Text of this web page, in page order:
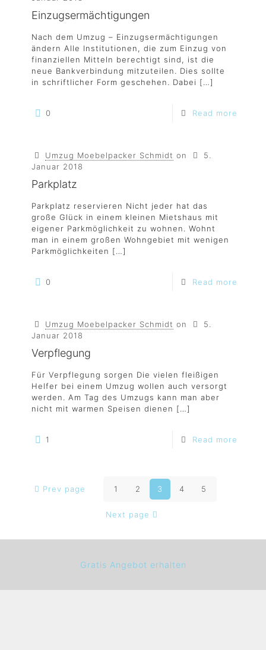
Einzugsermächtigungen
Nach dem Umzug – Einzugsermächtigungen
ändern Alle Institutionen, die zum Einzug von
finanziellen Mitteln berechtigt sind, ist die
neue Bankverbindung mitzuteilen. Dies sollte
in schriftlicher Form geschehen. Dabei […]
0 Read more
Umzug Moebelpacker Schmidt on
5.
Januar 2018
Parkplatz
Parkplatz reservieren Nicht jeder hat das
große Glück in einem kleinen Mietshaus mit
eigener Parkmöglichkeit zu wohnen. Wohnt
man in einem großen Wohngebiet mit wenigen
Parkmöglichkeiten […]
0 Read more
Umzug Moebelpacker Schmidt on
5.
Januar 2018
Verpflegung
Für Verpflegung sorgen Die vielen fleißigen
Helfer bei einem Umzug wollen auch versorgt
werden. Am Tag des Umzugs kann man aber
nicht mit warmen Speisen dienen […]
1 Read more
Prev page 1 2 3 4 5
Next page
Gratis Angebot erhalten